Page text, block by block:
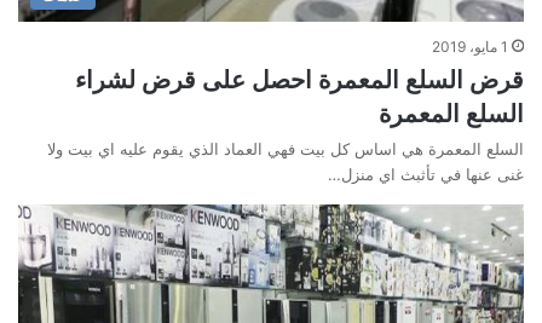
1 مايو، 2019
قرض السلع المعمرة احصل على قرض لشراء
السلع المعمرة
السلع المعمرة هي اساس كل بيت فهي العماد الذي يقوم عليه اي بيت ولا
غنى عنها في تأثبث اي منزل…